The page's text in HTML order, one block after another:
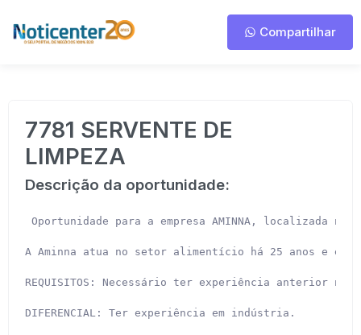
Compartilhar
7781 SERVENTE DE
LIMPEZA
Descrição da oportunidade:
Oportunidade para a empresa AMINNA, localizada no
A Aminna atua no setor alimentício há 25 anos e é
REQUISITOS: Necessário ter experiência anterior
DIFERENCIAL: Ter experiência em indústria.